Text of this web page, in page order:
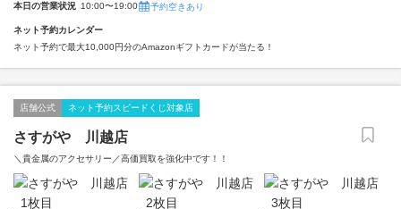
本日の営業状況 10:00〜19:00 予約空きあり
ネット予約カレンダー
ネット予約で最大10,000円分のAmazonギフトカードが当たる！
店舗公式 ネット予約スピードくじ対象店
さすがや 川越店
＼貴金属のアクセサリー／高価買取を強化中です！！